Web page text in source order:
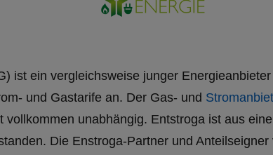
ist ein vergleichsweise junger
und Gastarife an. Der Gas- und
unabhängig. Entstroga ist aus
Die Enstroga-Partner und